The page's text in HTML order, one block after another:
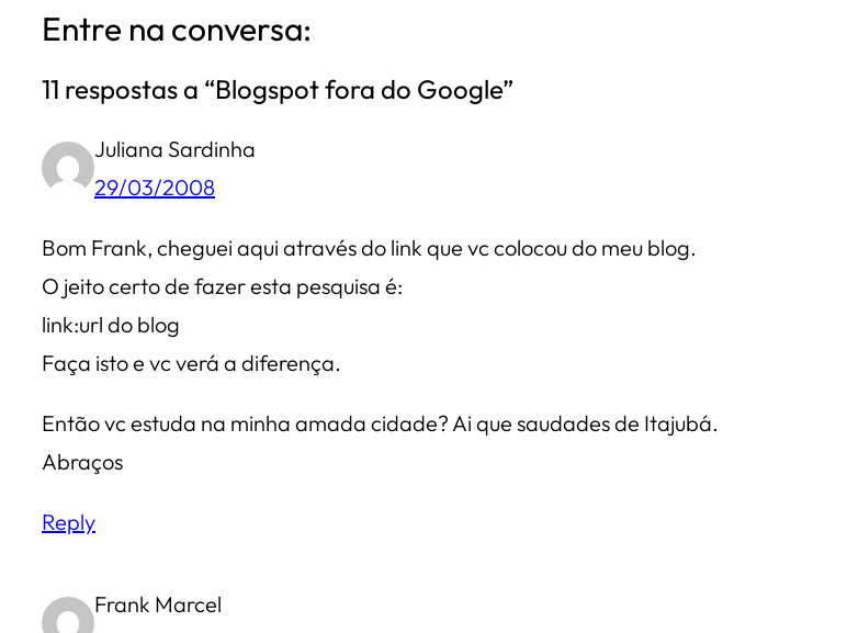
Entre na conversa:
11 respostas a “Blogspot fora do Google”
Juliana Sardinha
29/03/2008
Bom Frank, cheguei aqui através do link que vc colocou do meu blog.
O jeito certo de fazer esta pesquisa é:
link:url do blog
Faça isto e vc verá a diferença.
Então vc estuda na minha amada cidade? Ai que saudades de Itajubá.
Abraços
Reply
Frank Marcel